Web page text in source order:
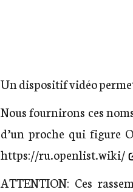
Un dispositif vidéo
Nous fournirons ces
d’un proche qui figure
https://ru.openlist.wiki/
ATTENTION: Ces